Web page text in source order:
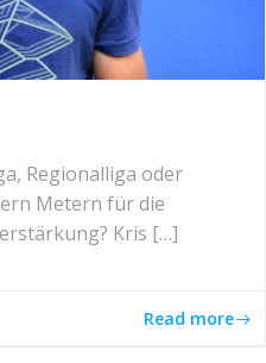
Regionalliga oder
Metern für die
Kris […]
Read more